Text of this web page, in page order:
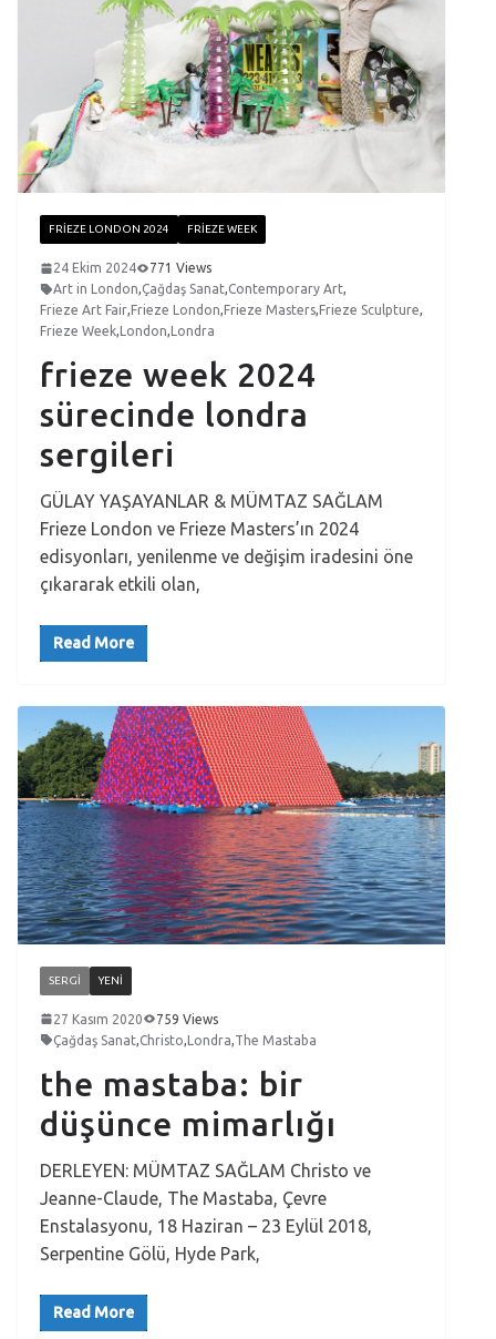
FRIEZE LONDON 2024 FRIEZE WEEK
24 Ekim 2024
771 Views
Art in London,Çağdaş Sanat,Contemporary Art,
Frieze Art Fair, Frieze London, Frieze Masters, Frieze Sculpture,
Frieze Week, London, Londra
frieze week 2024
sürecinde londra
sergileri
GÜLAY YAŞAYANLAR & MÜMTAZ SAĞLAM
Frieze London ve Frieze Masters’ın 2024
edisyonları, yenilenme ve değişim iradesini öne
çıkararak etkili olan,
Read More
SERGI YENI
27 Kasım 2020
759 Views
Çağdaş Sanat,Christo,Londra,The Mastaba
the mastaba: bir
düşünce mimarlığı
DERLEYEN: MÜMTAZ SAĞLAM Christo ve
Jeanne-Claude, The Mastaba, Çevre
Enstalasyonu, 18 Haziran – 23 Eylül 2018,
Serpentine Gölü, Hyde Park,
Read More